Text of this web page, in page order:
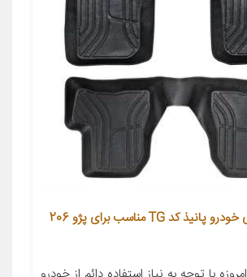
کفپوش سه بعدی خودرو پانیذ کد TG مناسب برای پژو 206